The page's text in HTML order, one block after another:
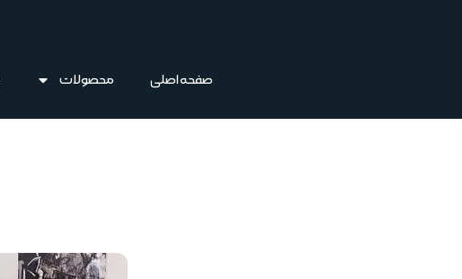
صفحه اصلی
محصولات